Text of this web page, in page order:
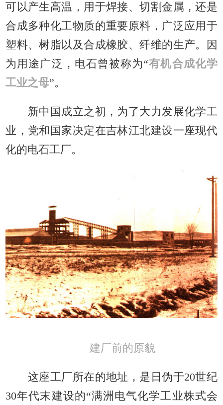
可以产生高温，用于焊接、切割金属，还是
合成多种化工物质的重要原料，广泛应用于
塑料、树脂以及合成橡胶、纤维的生产。因
为用途广泛，电石曾被称为“有机合成化学
工业之母”。
新中国成立之初，为了大力发展化学工
业，党和国家决定在吉林江北建设一座现代
化的电石工厂。
建厂前的原貌
这座工厂所在的地址，是日伪于20世纪
30年代末建设的“满洲电气化学工业株式会